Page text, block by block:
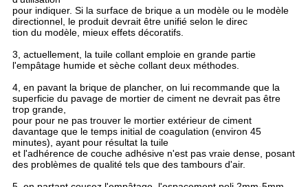
pour indiquer. Si la surface de brique a un modèle ou le modèle
directionnel, le produit devrait être unifié selon le direc
tion du modèle, mieux effets décoratifs.
3, actuellement, la tuile collant emploie en grande partie
l'empâtage humide et sèche collant deux méthodes.
4, en pavant la brique de plancher, on lui recommande que la
superficie du pavage de mortier de ciment ne devrait pas être
trop grande,
pour pour ne pas trouver le mortier extérieur de ciment
davantage que le temps initial de coagulation (environ 45
minutes), ayant pour résultat la tuile
et l'adhérence de couche adhésive n'est pas vraie dense, posant
des problèmes de qualité tels que des tambours d'air.